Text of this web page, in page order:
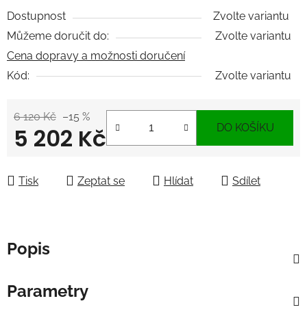
Dostupnost
Zvolte variantu
Můžeme doručit do:
Zvolte variantu
Cena dopravy a možnosti doručení
Kód:
Zvolte variantu
6 120 Kč –15 %
5 202 Kč DO KOŠÍKU
Tisk Zeptat se Hlídat Sdílet
Popis
Parametry